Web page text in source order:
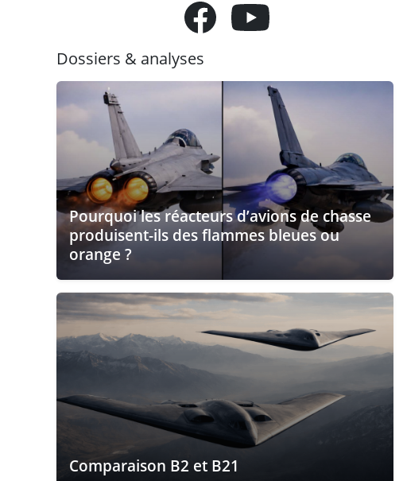
Dossiers & analyses
Pourquoi les réacteurs d’avions de chasse
produisent-ils des flammes bleues ou
orange ?
Comparaison B2 et B21